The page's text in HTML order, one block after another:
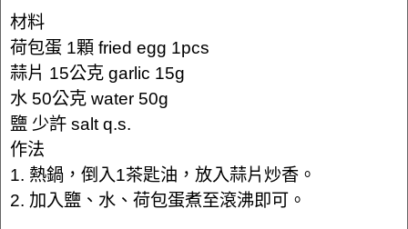
材料
荷包蛋 1顆 fried egg 1pcs
蒜片 15公克 garlic 15g
水 50公克 water 50g
鹽 少許 salt q.s.
作法
1. 熱鍋，倒入1茶匙油，放入蒜片炒香。
2. 加入鹽、水、荷包蛋煮至滾沸即可。